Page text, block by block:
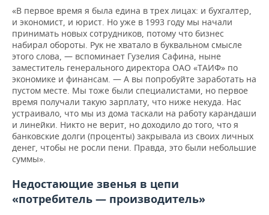
«В первое время я была едина в трех лицах: и бухгалтер,
и экономист, и юрист. Но уже в 1993 году мы начали
принимать новых сотрудников, потому что бизнес
набирал обороты. Рук не хватало в буквальном смысле
этого слова, — вспоминает Гузелия Сафина, ныне
заместитель генерального директора ОАО «ТАИФ» по
экономике и финансам. — А вы попробуйте заработать на
пустом месте. Мы тоже были специалистами, но первое
время получали такую зарплату, что ниже некуда. Нас
устраивало, что мы из дома таскали на работу карандаши
и линейки. Никто не верит, но доходило до того, что я
банковские долги (проценты) закрывала из своих личных
денег, чтобы не росли пени. Правда, это были небольшие
суммы».
Недостающие звенья в цепи
«потребитель — производитель»